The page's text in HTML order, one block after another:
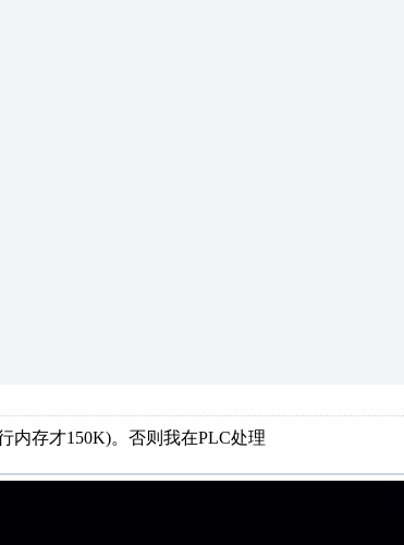
内存才150K)。否则我在PLC处理